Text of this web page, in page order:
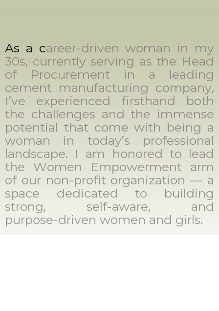
As a career-driven woman in my
30s, currently serving as the Head
of Procurement in a leading
cement manufacturing company,
I’ve experienced firsthand both
the challenges and the immense
potential that come with being a
woman in today’s professional
landscape. I am honored to lead
the Women Empowerment arm
of our non-profit organization — a
space dedicated to building
strong, self-aware, and
purpose-driven women and girls.